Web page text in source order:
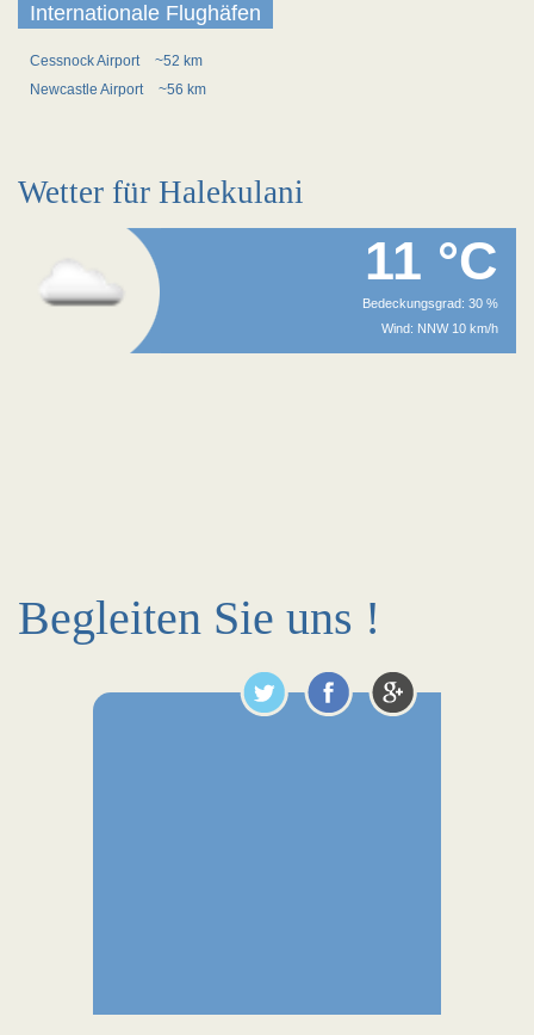
Internationale Flughäfen
Cessnock Airport
~52 km
Newcastle Airport
~56 km
Wetter für Halekulani
11 °C
Bedeckungsgrad: 30 %
Wind: NNW 10 km/h
Begleiten Sie uns !